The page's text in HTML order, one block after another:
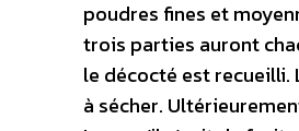
poudres fines et
trois parties auront
le décocté est recueilli.
à sécher.